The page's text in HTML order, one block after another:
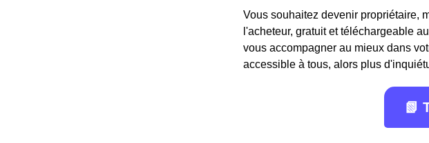
Vous souhaitez devenir propriétaire,
l'acheteur, gratuit et téléchargeable
vous accompagner au mieux dans
accessible à tous, alors plus
📗